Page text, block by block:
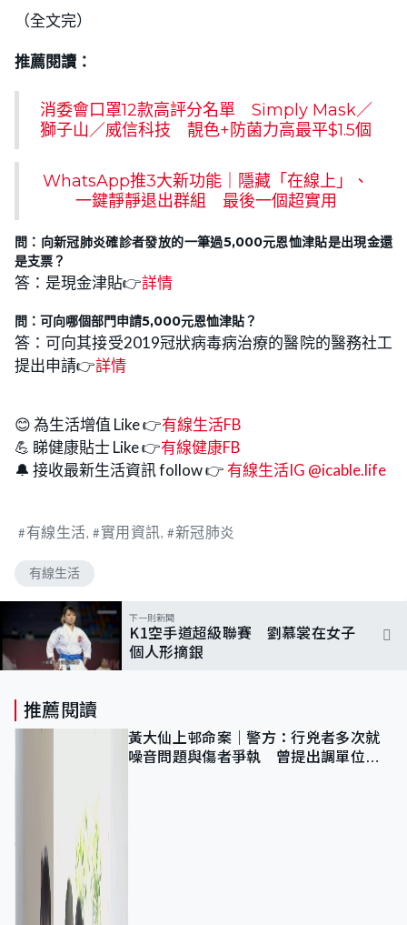
（全文完）
推薦閱讀：
消委會口罩12款高評分名單 Simply Mask／
獅子山／威信科技 靚色+防菌力高最平$1.5個
WhatsApp推3大新功能｜隱藏「在線上」、
一鍵靜靜退出群組 最後一個超實用
問：向新冠肺炎確診者發放的一筆過5,000元恩恤津貼是出現金還
是支票？
答：是現金津貼👉詳情
問：可向哪個部門申請5,000元恩恤津貼？
答：可向其接受2019冠狀病毒病治療的醫院的醫務社工
提出申請👉詳情
😊 為生活增值 Like 👉有線生活FB
💪 睇健康貼士 Like 👉有線健康FB
🔔 接收最新生活資訊 follow 👉 有線生活IG @icable.life
有線生活 實用資訊 新冠肺炎
有線生活
下一則新聞
K1空手道超級聯賽 劉慕裳在女子
個人形摘銀
推薦閱讀
黃大仙上邨命案｜警方：行兇者多次就
噪音問題與傷者爭執 曾提出調單位已